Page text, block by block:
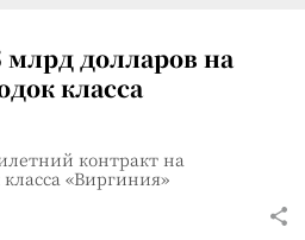
долларов на
класса
контракт на
«Виргиния»